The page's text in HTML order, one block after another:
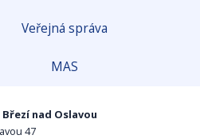
Veřejná správa
MAS
nad Oslavou
47